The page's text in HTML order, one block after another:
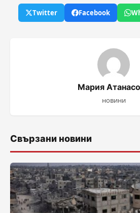
Twitter Facebook
Мария
новини
Свързани новини